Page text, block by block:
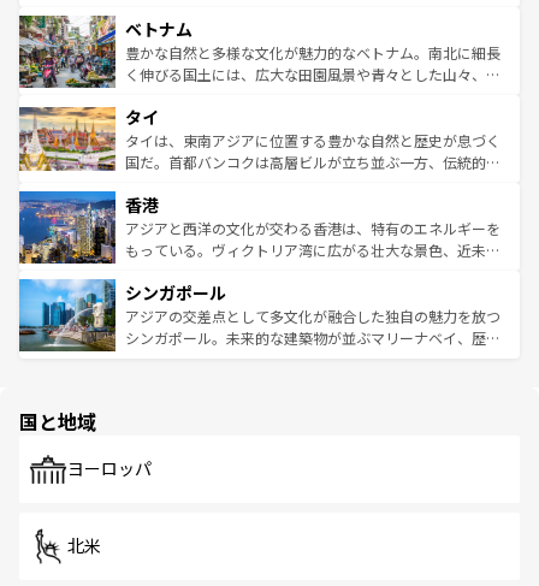
参照してほしい。
容にもいいと評判のスイーツなど、バラエティ豊かな料理
が味わえる。 なお、新着の台湾情報は コンテンツ一覧を参
照してほしい。
き、地方に足を延ばせば四季折々の自然美を楽しむことが
できる。そして、キムチや焼肉、絶品のストリートフード
まで、さまざまな韓国料理が待っている。夜には、韓国な
リティに包まれながら、韓国の多彩な魅力を心ゆくまで味
わってみてほしい。 なお、新着の韓国情報はコンテンツ一
覧を参照してほしい。
ベトナム
豊かな自然と多様な文化が魅力的なベトナム。南北に細長
く伸びる国土には、広大な田園風景や青々とした山々、世
急速な発展と共に伝統が息づく。ハノイの古い町並みやホ
ーチミン市のフランス統治時代の建物も、独特の雰囲気を
醸し出している。また、バラエティの豊かさとおいしさで
とつ。フォーやバインミー、ベトナムコーヒーなどは、ぜ
ひ現地で味わいたい。どの地域を訪れてもあたたかい人々
が旅行者を迎えてくれるので、きっと忘れられない旅にな
参照してほしい。
タイ
タイは、東南アジアに位置する豊かな自然と歴史が息づく
国だ。首都バンコクは高層ビルが立ち並ぶ一方、伝統的な
の活気が交差している。北部ではチェンマイなどの山岳地
帯で自然と触れ合い、南部ではプーケットやクラビの美し
いビーチでリゾート気分を楽しむことができる。タイ料理
激する。気候は一年中温暖で、どの季節にも異なる楽しみ
が待っている。親しみやすいタイの人々、仏教を中心とし
た文化、そして多様な観光資源が、訪れる旅人を魅了し続
香港
アジアと西洋の文化が交わる香港は、特有のエネルギーを
もっている。ヴィクトリア湾に広がる壮大な景色、近未来
み、どこを訪れても感動するはず。観光スポットが密集し
ており、効率よく見どころを回れるのも魅力。息をのむよ
うな絶景から文化的な体験まで、香港を存分に楽しみ尽く
シンガポール
アジアの交差点として多文化が融合した独自の魅力を放つ
シンガポール。未来的な建築物が並ぶマリーナベイ、歴史
で、ホーカーズは地元の風情を楽しめる外せないスポット
国と地域
ヨーロッパ
北米